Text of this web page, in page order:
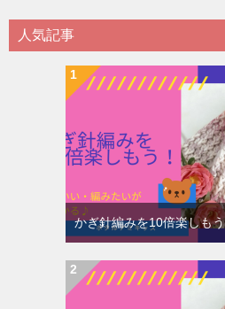
人気記事
かぎ針編みを10倍楽しも